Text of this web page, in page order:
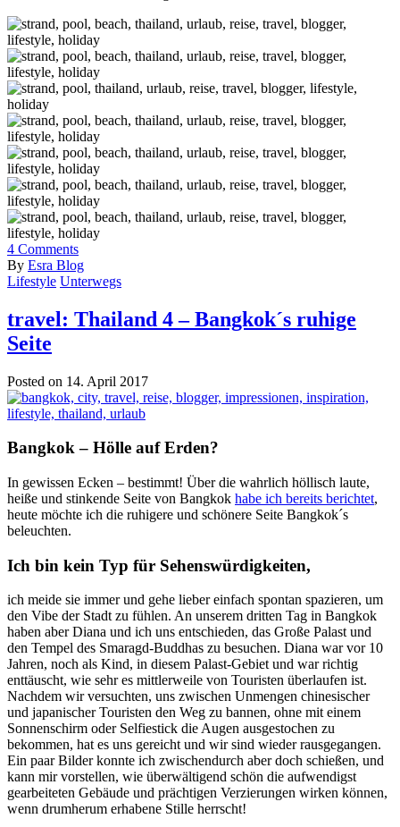
4 Comments
By Esra Blog
Lifestyle Unterwegs
travel: Thailand 4 – Bangkok´s ruhige
Seite
Posted on 14. April 2017
Bangkok – Hölle auf Erden?
In gewissen Ecken – bestimmt! Über die wahrlich höllisch laute,
heiße und stinkende Seite von Bangkok habe ich bereits berichtet,
heute möchte ich die ruhigere und schönere Seite Bangkok´s
beleuchten.
Ich bin kein Typ für Sehenswürdigkeiten,
ich meide sie immer und gehe lieber einfach spontan spazieren, um
den Vibe der Stadt zu fühlen. An unserem dritten Tag in Bangkok
haben aber Diana und ich uns entschieden, das Große Palast und
den Tempel des Smaragd-Buddhas zu besuchen. Diana war vor 10
Jahren, noch als Kind, in diesem Palast-Gebiet und war richtig
enttäuscht, wie sehr es mittlerweile von Touristen überlaufen ist.
Nachdem wir versuchten, uns zwischen Unmengen chinesischer
und japanischer Touristen den Weg zu bannen, ohne mit einem
Sonnenschirm oder Selfiestick die Augen ausgestochen zu
bekommen, hat es uns gereicht und wir sind wieder rausgegangen.
Ein paar Bilder konnte ich zwischendurch aber doch schießen, und
kann mir vorstellen, wie überwältigend schön die aufwendigst
gearbeiteten Gebäude und prächtigen Verzierungen wirken können,
wenn drumherum erhabene Stille herrscht!